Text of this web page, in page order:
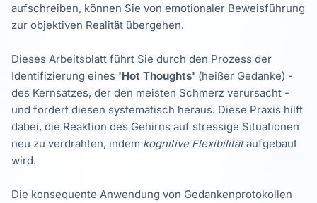
aufschreiben, können Sie von emotionaler Beweisführung
zur objektiven Realität übergehen.
Dieses Arbeitsblatt führt Sie durch den Prozess der
Identifizierung eines 'Hot Thoughts' (heißer Gedanke) -
des Kernsatzes, der den meisten Schmerz verursacht -
und fordert diesen systematisch heraus. Diese Praxis hilft
dabei, die Reaktion des Gehirns auf stressige Situationen
neu zu verdrahten, indem kognitive Flexibilitätaufgebaut
wird.
Die konsequente Anwendung von Gedankenprotokollen